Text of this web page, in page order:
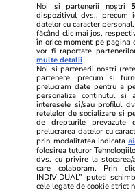
Lifestyle
Ce sunt norii
care alimentează
Europa:
vine unul marți sau
Vacanțe și Cultură
Noi și partenerii noștri
dispozitivul dvs., precum
datelor cu caracter
făcând clic mai jos,
în orice moment pe pagina
vor fi raportate
multe detalii
Noi si partenerii nostri
partenere, precum si
prelucram date pentru a
personaliza continutul si
interesele si/sau profilul
retelelor de socializare si
de drepturile
prelucrarea datelor cu
prin modalitatea indicata
folosirea tuturor
dvs. cu privire la
care colaboram. Prin
INDIVIDUAL” puteti
cele legate de cookie strict